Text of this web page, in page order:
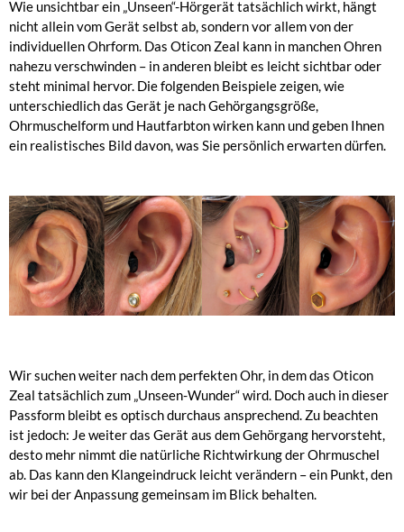
Wie unsichtbar ein „Unseen“-Hörgerät tatsächlich wirkt, hängt
nicht allein vom Gerät selbst ab, sondern vor allem von der
individuellen Ohrform. Das Oticon Zeal kann in manchen Ohren
nahezu verschwinden – in anderen bleibt es leicht sichtbar oder
steht minimal hervor. Die folgenden Beispiele zeigen, wie
unterschiedlich das Gerät je nach Gehörgangsgröße,
Ohrmuschelform und Hautfarbton wirken kann und geben Ihnen
ein realistisches Bild davon, was Sie persönlich erwarten dürfen.
Wir suchen weiter nach dem perfekten Ohr, in dem das Oticon
Zeal tatsächlich zum „Unseen-Wunder“ wird. Doch auch in dieser
Passform bleibt es optisch durchaus ansprechend. Zu beachten
ist jedoch: Je weiter das Gerät aus dem Gehörgang hervorsteht,
desto mehr nimmt die natürliche Richtwirkung der Ohrmuschel
ab. Das kann den Klangeindruck leicht verändern – ein Punkt, den
wir bei der Anpassung gemeinsam im Blick behalten.